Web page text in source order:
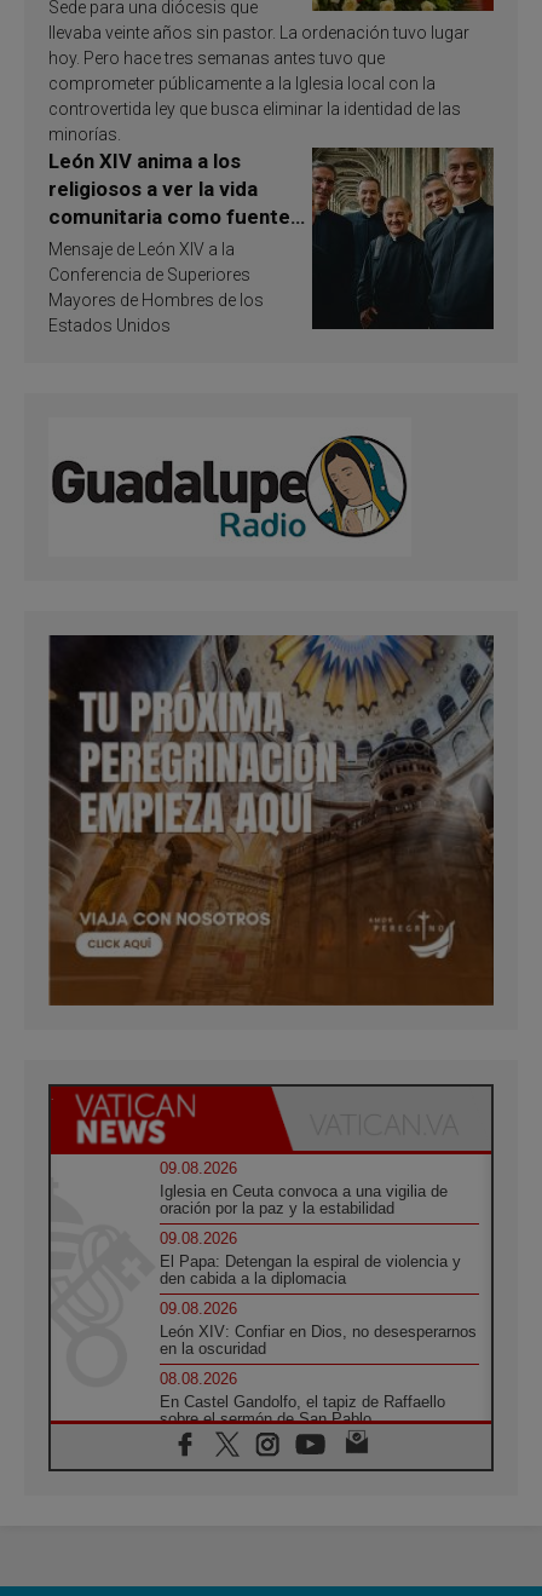
Sede para una diócesis que
llevaba veinte años sin pastor. La ordenación tuvo lugar
hoy. Pero hace tres semanas antes tuvo que
comprometer públicamente a la Iglesia local con la
controvertida ley que busca eliminar la identidad de las
minorías.
León XIV anima a los
religiosos a ver la vida
comunitaria como fuente
de inspiración y
santificación
Mensaje de León XIV a la
Conferencia de Superiores
Mayores de Hombres de los
Estados Unidos
09.08.2026
Iglesia en Ceuta convoca a una vigilia de
oración por la paz y la estabilidad
09.08.2026
El Papa: Detengan la espiral de violencia y
den cabida a la diplomacia
09.08.2026
León XIV: Confiar en Dios, no desesperarnos
en la oscuridad
08.08.2026
En Castel Gandolfo, el tapiz de Raffaello
sobre el sermón de San Pablo
08.08.2026
En Colombia, «la paz no se compra con una
08.08.2026